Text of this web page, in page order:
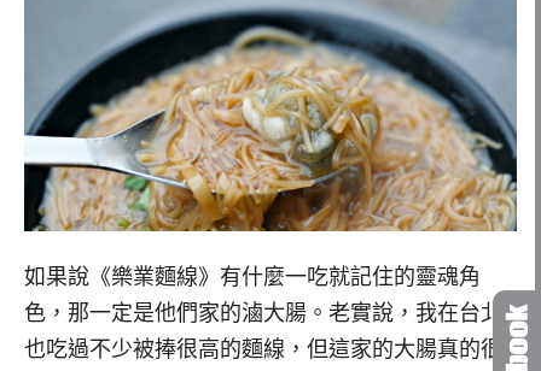
如果說《樂業麵線》有什麼一吃就記住的靈魂角
色，那一定是他們家的滷大腸。老實說，我在台北
也吃過不少被捧很高的麵線，但這家的大腸真的很